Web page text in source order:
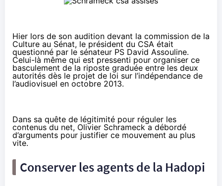
Hier lors de son audition devant la commission de la
Culture au Sénat, le président du CSA était
questionné par le sénateur PS David Assouline.
Celui-là même qui est pressenti pour organiser ce
basculement de la riposte graduée entre les deux
autorités dès le projet de loi sur l’indépendance de
l’audiovisuel en octobre 2013.
Dans sa quête de légitimité pour réguler les
contenus du net, Olivier Schrameck a débordé
d’arguments pour justifier ce mouvement au plus
vite.
Conserver les agents de la Hadopi